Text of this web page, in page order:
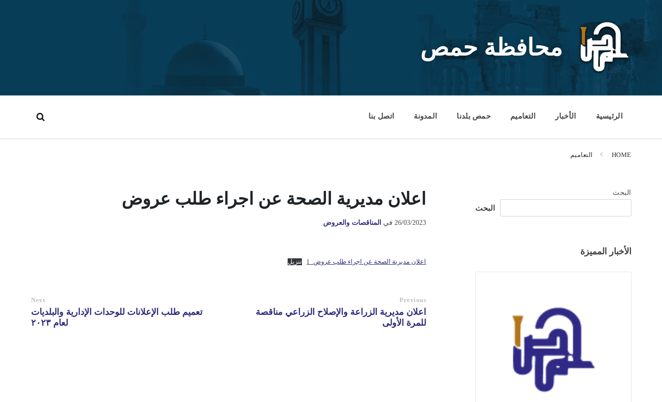
content
محافظة حمص
الرئيسية الأخبار التعاميم حمص بلدنا المدونة اتصل بنا
HOME التعاميم
اعلان مديرية الصحة عن اجراء طلب عروض
26/03/2023 في المناقصات والعروض
اعلان مديرية الصحة عن اجراء طلب عروض_1 تنزيل
Previous
اعلان مديرية الزراعة والإصلاح الزراعي مناقصة
للمرة الأولى
Next
تعميم طلب الإعلانات للوحدات الإدارية والبلديات
لعام ٢٠٢٣
البحث
البحث
الأخبار المميزة